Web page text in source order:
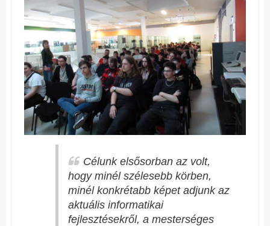
Célunk elsősorban az volt,
hogy minél szélesebb körben,
minél konkrétabb képet adjunk az
aktuális informatikai
fejlesztésekről, a mesterséges